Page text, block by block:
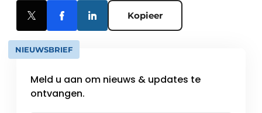
Kopieer
NIEUWSBRIEF
Meld u aan om nieuws & updates te
ontvangen.